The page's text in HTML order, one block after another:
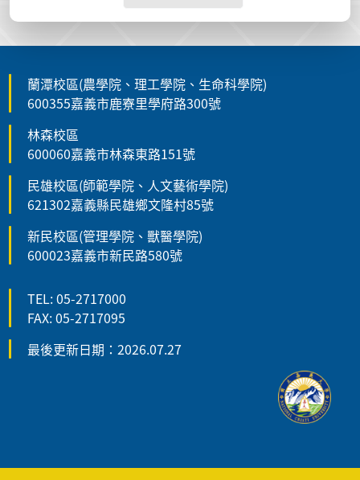
蘭潭校區(農學院、理工學院、生命科學院)
600355嘉義市鹿寮里學府路300號
林森校區
600060嘉義市林森東路151號
民雄校區(師範學院、人文藝術學院)
621302嘉義縣民雄鄉文隆村85號
新民校區(管理學院、獸醫學院)
600023嘉義市新民路580號
TEL: 05-2717000
FAX: 05-2717095
最後更新日期：2026.07.27